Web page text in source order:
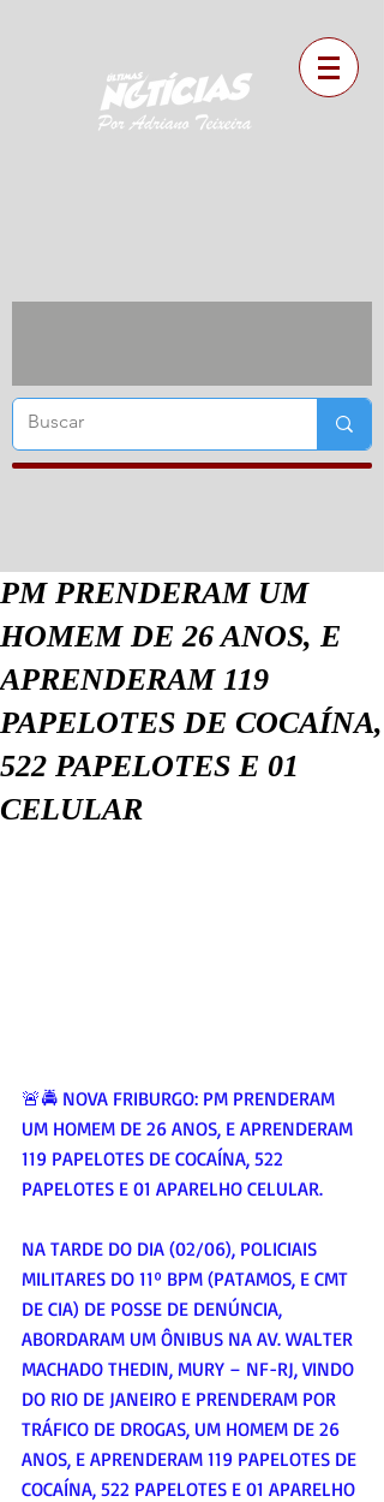
PM PRENDERAM UM
HOMEM DE 26 ANOS, E
APRENDERAM 119
PAPELOTES DE COCAÍNA,
522 PAPELOTES E 01
CELULAR
🚨🚔 NOVA FRIBURGO: PM PRENDERAM
UM HOMEM DE 26 ANOS, E APRENDERAM
119 PAPELOTES DE COCAÍNA, 522
PAPELOTES E 01 APARELHO CELULAR.
NA TARDE DO DIA (02/06), POLICIAIS
MILITARES DO 11º BPM (PATAMOS, E CMT
DE CIA) DE POSSE DE DENÚNCIA,
ABORDARAM UM ÔNIBUS NA AV. WALTER
MACHADO THEDIN, MURY – NF-RJ, VINDO
DO RIO DE JANEIRO E PRENDERAM POR
TRÁFICO DE DROGAS, UM HOMEM DE 26
ANOS, E APRENDERAM 119 PAPELOTES DE
COCAÍNA, 522 PAPELOTES E 01 APARELHO